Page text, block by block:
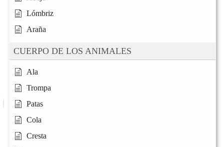
Lómbriz
Araña
CUERPO DE LOS ANIMALES
Ala
Trompa
Patas
Cola
Cresta